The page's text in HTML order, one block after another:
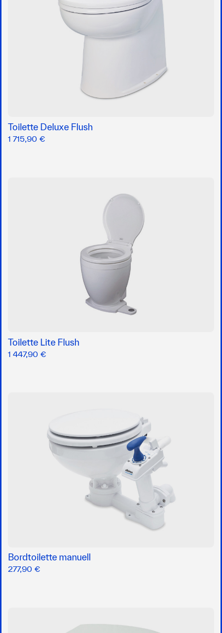
Toilette Deluxe Flush
1 715,90 €
Toilette Lite Flush
1 447,90 €
Bordtoilette manuell
277,90 €